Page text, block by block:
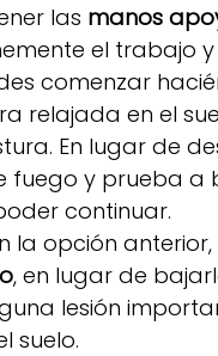
las manos
el trabajo
comenzar
relajada en el
En lugar de
fuego y prueba a
continuar.
la opción
, en lugar de
lesión
suelo.